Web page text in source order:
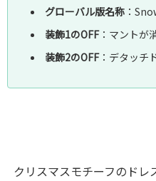
グローバル版名称 ：
装飾1のOFF：マントが
装飾2のOFF：デタッチ
クリスマスモチーフのドレ